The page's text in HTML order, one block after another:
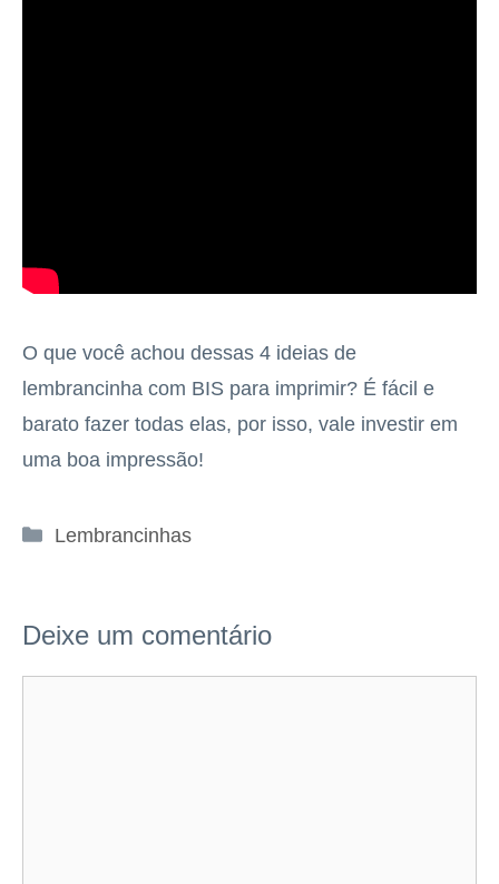
O que você achou dessas 4 ideias de
lembrancinha com BIS para imprimir? É fácil e
barato fazer todas elas, por isso, vale investir em
uma boa impressão!
Categorias
Lembrancinhas
Deixe um comentário